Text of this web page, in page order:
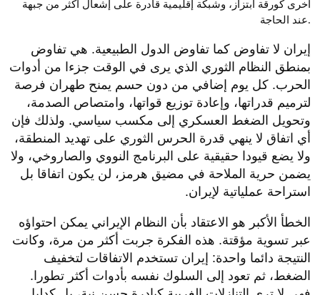
أخرى كورقة ابتزاز، وشبكة إقليمية قادرة على إشعال أكثر من جبهة
عند الحاجة.
إيران لا تفاوض كما تفاوض الدول الطبيعية. هي تفاوض
بمنطق النظام الثوري الذي يرى في الوقت جزءا من أدوات
الحرب. كل يوم إضافي من دون حسم يمنح طهران فرصة
لترميم قدراتها، وإعادة توزيع قواتها، وامتصاص الصدمة،
وتحويل الضغط العسكري إلى مكسب سياسي. ولذلك فإن
أي اتفاق لا ينهي قدرة الحرس الثوري على تهديد المنطقة،
ولا يضع قيودا حقيقية على البرنامج النووي والصاروخي، ولا
يضمن حرية الملاحة في مضيق هرمز، لن يكون اتفاقا بل
استراحة عملياتية لإيران.
الخطأ الأكبر هو الاعتقاد بأن النظام الإيراني يمكن احتواؤه
عبر تسوية مؤقتة. هذه الفكرة جربت أكثر من مرة، وكانت
النتيجة دائما واحدة: إيران تستخدم الاتفاقات لتخفيف
الضغط، ثم تعود إلى السلوك نفسه بأدوات أكثر تطورا.